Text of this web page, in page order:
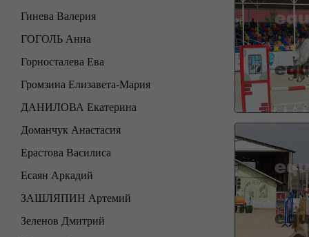
Гинева Валерия
ГОГОЛЬ Анна
Горносталева Ева
Громзина Елизавета-Мария
ДАНИЛОВА Екатерина
Доманчук Анастасия
Ерастова Василиса
Есаян Аркадий
ЗАШЛЯПИН Артемий
Зеленов Дмитрий